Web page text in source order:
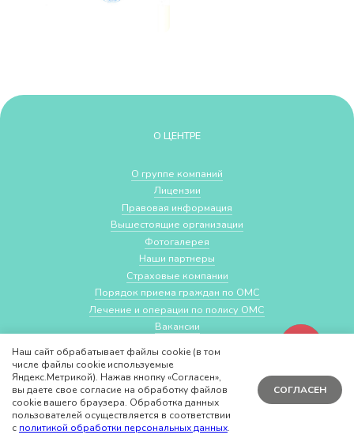
О ЦЕНТРЕ
О группе компаний
Лицензии
Правовая информация
Вышестоящие организации
Фотогалерея
Наши партнеры
Страховые компании
Порядок приема граждан по ОМС
Лечение и операции по полису ОМС
Вакансии
Отзывы
Политика в отношении персональных данных
УСЛУГИ
Наш сайт обрабатывает файлы cookie (в том
числе файлы cookie используемые
Яндекс.Метрикой). Нажав кнопку «Согласен»,
вы даете свое согласие на обработку файлов
cookie вашего браузера. Обработка данных
пользователей осуществляется в соответствии
с политикой обработки персональных данных.
СОГЛАСЕН